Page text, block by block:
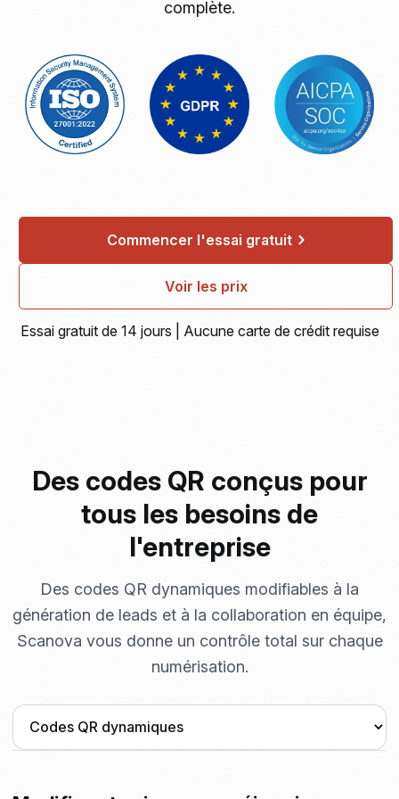
complète.
Commencer l'essai gratuit
Voir les prix
Essai gratuit de 14 jours | Aucune carte de crédit requise
Des codes QR conçus pour
tous les besoins de
l'entreprise
Des codes QR dynamiques modifiables à la
génération de leads et à la collaboration en équipe,
Scanova vous donne un contrôle total sur chaque
numérisation.